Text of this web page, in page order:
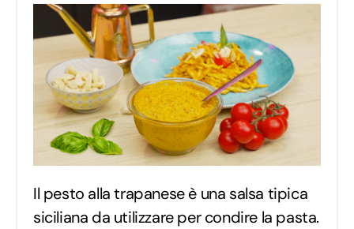
Il pesto alla trapanese è una salsa tipica
siciliana da utilizzare per condire la pasta.